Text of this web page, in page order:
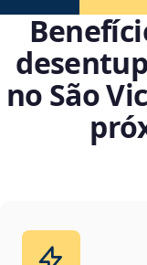
no São